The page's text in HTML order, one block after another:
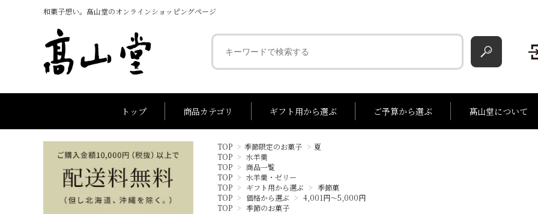
和菓子想い。髙山堂のオンラインショッピングページ
トップ 商品カテゴリ ギフト用から選ぶ
代表銘菓 銘菓 お詰合せ
ご予算から選ぶ
～1,000円 1,001円～2,000円
髙山堂について
TOP > 季節限定のお菓子 > 夏
TOP > 水羊羹
TOP > 商品一覧
TOP > 水羊羹・ゼリー
TOP > ギフト用から選ぶ > 季節菓
TOP > 価格から選ぶ > 4,001円～5,000円
TOP > 季節のお菓子